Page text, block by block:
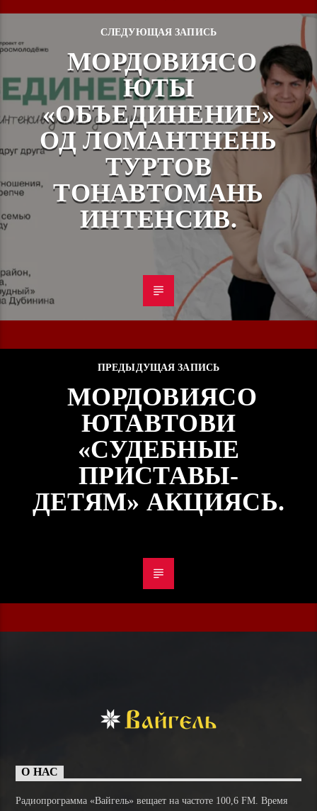
СЛЕДУЮЩАЯ ЗАПИСЬ
МОРДОВИЯСО
ЮТЫ
«ОБЪЕДИНЕНИЕ»
ОД ЛОМАНТНЕНЬ
ТУРТОВ
ТОНАВТОМАНЬ
ИНТЕНСИВ.
ПРЕДЫДУЩАЯ ЗАПИСЬ
МОРДОВИЯСО
ЮТАВТОВИ
«СУДЕБНЫЕ
ПРИСТАВЫ-
ДЕТЯМ» АКЦИЯСЬ.
О НАС
Радиопрограмма «Вайгель» вещает на частоте 100,6 FM. Время